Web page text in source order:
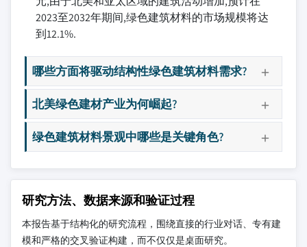
2023至2032年期间,绿色建筑材料的市场规模将达
到12.1%.
哪些方面将驱动结构性绿色建筑材料需求?
北美绿色建材产业为何崛起?
绿色建筑材料景观中哪些是关键角色?
研究方法、数据来源和验证过程
本报告基于结构化的研究流程，围绕直接的行业对话、专有建
模和严格的交叉验证构建，而不仅仅是桌面研究。